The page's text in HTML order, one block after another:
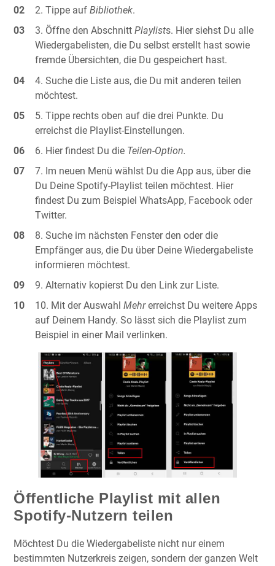
Tippe aufBibliothek.
Öffne den AbschnittPlaylists. Hier siehst Du alle
Wiedergabelisten, die Du selbst erstellt hast sowie
fremde Übersichten, die Du gespeichert hast.
Suche die Liste aus, die Du mit anderen teilen
möchtest.
Tippe rechts oben auf die drei Punkte. Du
erreichst die Playlist-Einstellungen.
Hier findest Du die Teilen-Option.
Im neuen Menü wählst Du die App aus, über die
Du Deine Spotify-Playlist teilen möchtest. Hier
findest Du zum Beispiel WhatsApp, Facebook oder
Twitter.
Suche im nächsten Fenster den oder die
Empfänger aus, die Du über Deine Wiedergabeliste
informieren möchtest.
Alternativ kopierst Du den Link zur Liste.
Mit der AuswahlMehrerreichst Du weitere Apps
auf Deinem Handy. So lässt sich die Playlist zum
Beispiel in einer Mail verlinken.
Öffentliche Playlist mit allen
Spotify-Nutzern teilen
Möchtest Du die Wiedergabeliste nicht nur einem
bestimmten Nutzerkreis zeigen, sondern der ganzen Welt